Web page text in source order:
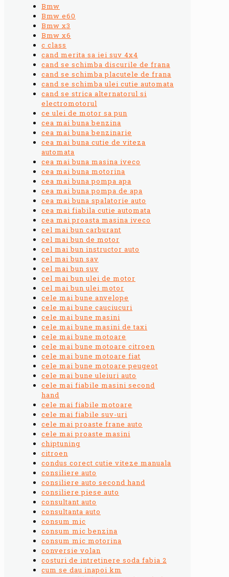
Bmw
Bmw e60
Bmw x3
Bmw x6
c class
cand merita sa iei suv 4x4
cand se schimba discurile de frana
cand se schimba placutele de frana
cand se schimba ulei cutie automata
cand se strica alternatorul si
electromotorul
ce ulei de motor sa pun
cea mai buna benzina
cea mai buna benzinarie
cea mai buna cutie de viteza
automata
cea mai buna masina iveco
cea mai buna motorina
cea mai buna pompa apa
cea mai buna pompa de apa
cea mai buna spalatorie auto
cea mai fiabila cutie automata
cea mai proasta masina iveco
cel mai bun carburant
cel mai bun de motor
cel mai bun instructor auto
cel mai bun sav
cel mai bun suv
cel mai bun ulei de motor
cel mai bun ulei motor
cele mai bune anvelope
cele mai bune cauciucuri
cele mai bune masini
cele mai bune masini de taxi
cele mai bune motoare
cele mai bune motoare citroen
cele mai bune motoare fiat
cele mai bune motoare peugeot
cele mai bune uleiuri auto
cele mai fiabile masini second
hand
cele mai fiabile motoare
cele mai fiabile suv-uri
cele mai proaste frane auto
cele mai proaste masini
chiptuning
citroen
condus corect cutie viteze manuala
consiliere auto
consiliere auto second hand
consiliere piese auto
consultant auto
consultanta auto
consum mic
consum mic benzina
consum mic motorina
conversie volan
costuri de intretinere soda fabia 2
cum se dau inapoi km